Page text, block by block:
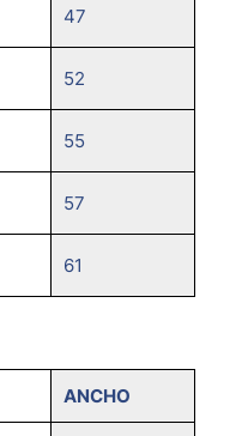
47
52
55
57
61
ANCHO